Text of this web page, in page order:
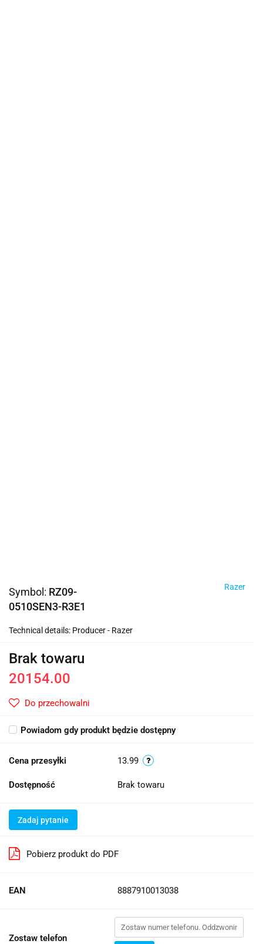
Symbol: RZ09-
0510SEN3-R3E1
Razer
Technical details: Producer - Razer
Brak towaru
20154.00
Do przechowalni
Powiadom gdy produkt będzie dostępny
Cena przesyłki 13.99
Dostępność Brak towaru
Zadaj pytanie
Pobierz produkt do PDF
EAN 8887910013038
Zostaw telefon